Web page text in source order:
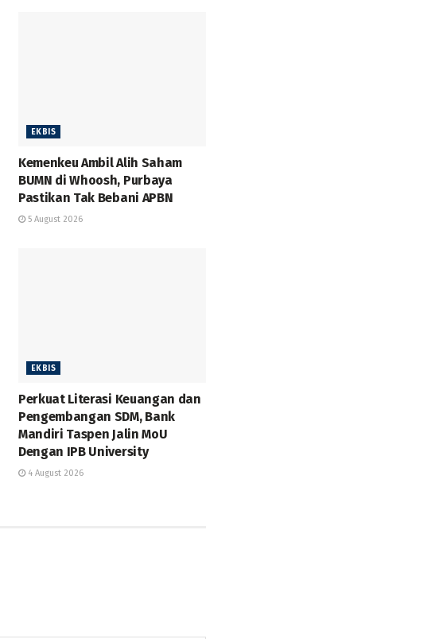
EKBIS
Kemenkeu Ambil Alih Saham
BUMN di Whoosh, Purbaya
Pastikan Tak Bebani APBN
5 August 2026
EKBIS
Perkuat Literasi Keuangan dan
Pengembangan SDM, Bank
Mandiri Taspen Jalin MoU
Dengan IPB University
4 August 2026